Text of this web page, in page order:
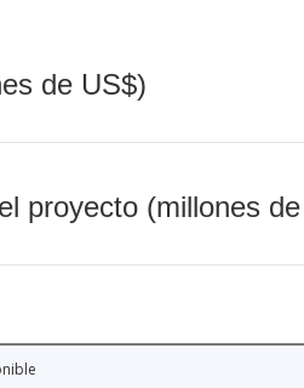
de US$)
proyecto (millones